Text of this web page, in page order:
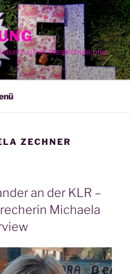
Lothar-Realschule plus
ZECHNER
an der KLR –
Michaela